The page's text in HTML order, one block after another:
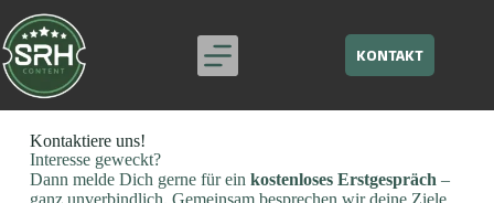
KONTAKT
Kontaktiere uns!​
Interesse geweckt?
Dann melde Dich gerne für ein kostenloses Erstgespräch –
ganz unverbindlich. Gemeinsam besprechen wir deine Ziele